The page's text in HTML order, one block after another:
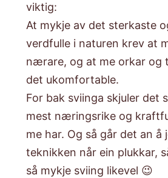
viktig:
At mykje av det sterkaste
verdfulle i naturen krev at
nærare, og at me orkar og
det ukomfortable.
For bak sviinga skjuler det
mest næringsrike og
me har. Og så går det an å
teknikken når ein plukkar,
så mykje sviing likevel 😉